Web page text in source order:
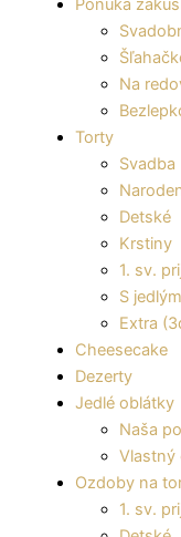
Ponuka
Na
Torty
Svadba
Detské
Krstiny
1. sv.
S
Extra
Cheesecake
Dezerty
Jedlé oblátky
Naša
Vlastný
Ozdoby na
1. sv.